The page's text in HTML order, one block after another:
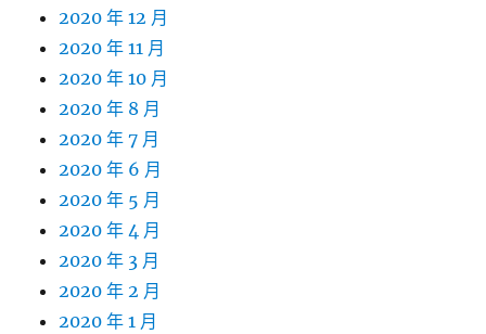
2020 年 12 月
2020 年 11 月
2020 年 10 月
2020 年 8 月
2020 年 7 月
2020 年 6 月
2020 年 5 月
2020 年 4 月
2020 年 3 月
2020 年 2 月
2020 年 1 月